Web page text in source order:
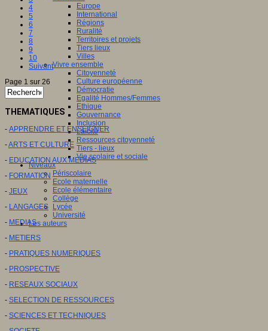
Europe
International
Régions
Ruralité
Territoires et projets
Tiers lieux
Villes
Vivre ensemble
Citoyenneté
Culture européenne
Démocratie
Egalité Hommes/Femmes
Ethique
Gouvernance
Inclusion
Laïcité
Ressources citoyenneté
Tiers - lieux
Vie scolaire et sociale
Niveaux
Périscolaire
Ecole maternelle
Ecole élémentaire
Collège
Lycée
Université
Les auteurs
4
5
6
7
8
9
10
Suivant
Page 1 sur 26
THEMATIQUES
- APPRENDRE ET ENSEIGNER
-ARTS ET CULTURE
- EDUCATION AUX MEDIAS
- FORMATION
- JEUX
- LANGAGES
- MEDIAS
- METIERS
- PRATIQUES NUMERIQUES
- PROSPECTIVE
- RESEAUX SOCIAUX
- SELECTION DE RESSOURCES
- SCIENCES ET TECHNIQUES